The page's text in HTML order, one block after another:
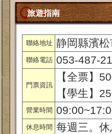
旅遊指南
聯絡地址 静岡縣濱
聯絡電話 053-487-
門票資訊
【全票】
【學生】
營業時間
休息時間 每週三。休